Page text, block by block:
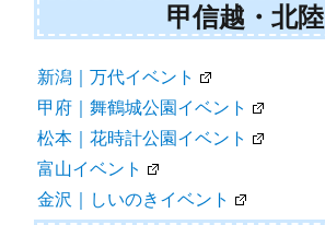
甲信越・北陸
新潟｜万代イベント
甲府｜舞鶴城公園イベント
松本｜花時計公園イベント
富山イベント
金沢｜しいのきイベント